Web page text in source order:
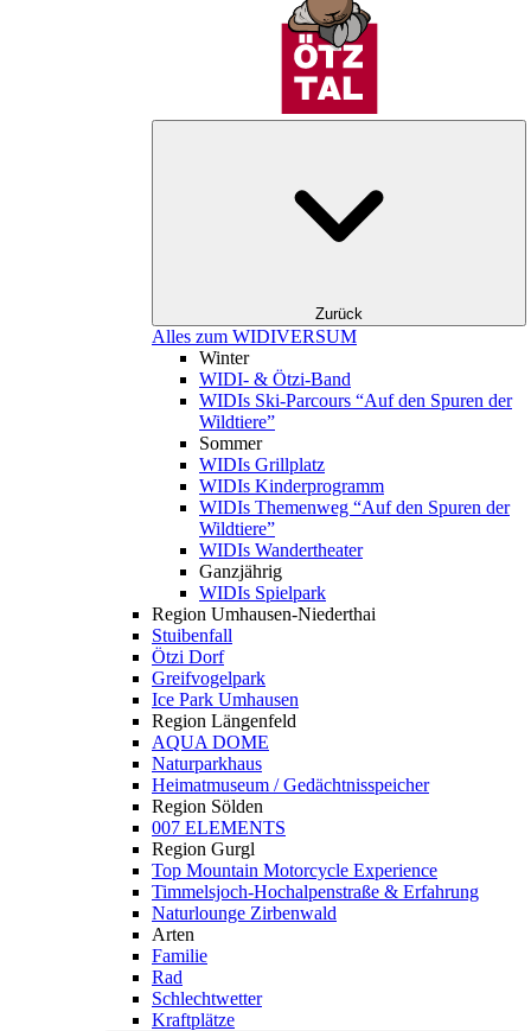
Zurück
Alles zum WIDIVERSUM
Winter
WIDI- & Ötzi-Band
WIDIs Ski-Parcours “Auf den Spuren der
Wildtiere”
Sommer
WIDIs Grillplatz
WIDIs Kinderprogramm
WIDIs Themenweg “Auf den Spuren der
Wildtiere”
WIDIs Wandertheater
Ganzjährig
WIDIs Spielpark
Region Umhausen-Niederthai
Stuibenfall
Ötzi Dorf
Greifvogelpark
Ice Park Umhausen
Region Längenfeld
AQUA DOME
Naturparkhaus
Heimatmuseum / Gedächtnisspeicher
Region Sölden
007 ELEMENTS
Region Gurgl
Top Mountain Motorcycle Experience
Timmelsjoch-Hochalpenstraße & Erfahrung
Naturlounge Zirbenwald
Arten
Familie
Rad
Schlechtwetter
Kraftplätze